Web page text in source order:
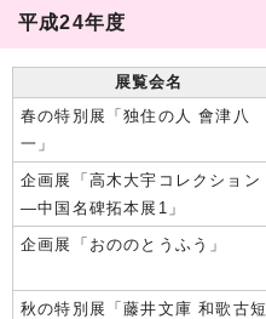
平成24年度
展覧会名
春の特別展「独住の人 會津八
一」
企画展「高木大宇コレクション
―中国名碑拓本展1」
企画展「おののとうふう」
秋の特別展「藤井文庫 和歌古短